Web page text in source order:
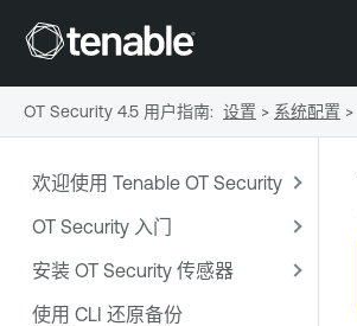
欢迎使用 Tenable OT Security
OT Security 入门
安装 OT Security 传感器
使用 CLI 还原备份
OT Security 4.5 用户指南: 设置 > 系统配置 >